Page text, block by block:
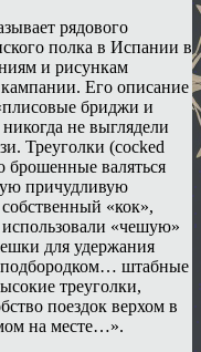
рядового
полка в Испании в
и рисункам
Его описание
бриджи и
не выглядели
Треуголки (cocked
валяться
причудливую
«кок»,
«чешую»
для удержания
подбородком… штабные
треуголки,
поездок верхом в
на месте…».